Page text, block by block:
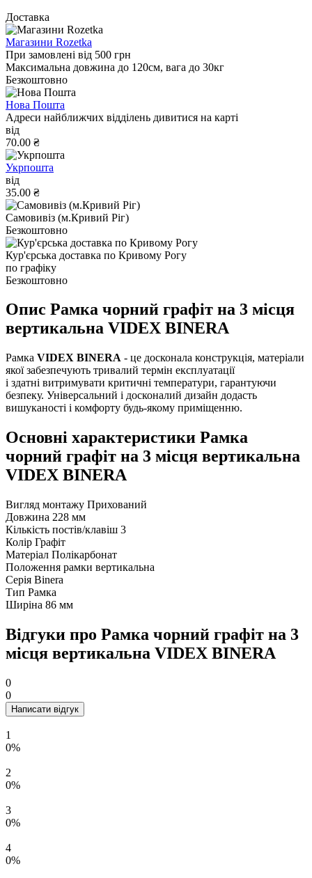
Доставка
Магазини Rozetka
При замовлені від 500 грн
Максимальна довжина до 120см, вага до 30кг
Безкоштовно
Нова Пошта
Адреси найближчих відділень дивитися на карті
від
70.00 ₴
Укрпошта
від
35.00 ₴
Самовивіз (м.Кривий Ріг)
Безкоштовно
Кур'єрська доставка по Кривому Рогу
по графіку
Безкоштовно
Опис Рамка чорний графіт на 3 місця
вертикальна VIDEX BINERA
Рамка VIDEX BINERA - це досконала конструкція, матеріали
якої забезпечують тривалий термін експлуатації
і здатні витримувати критичні температури, гарантуючи
безпеку. Універсальний і досконалий дизайн додасть
вишуканості і комфорту будь-якому приміщенню.
Основні характеристики Рамка
чорний графіт на 3 місця вертикальна
VIDEX BINERA
Вигляд монтажу Прихований
Довжина 228 мм
Кількість постів/клавіш 3
Колір Графіт
Матеріал Полікарбонат
Положення рамки вертикальна
Серія Binera
Тип Рамка
Ширіна 86 мм
Відгуки про Рамка чорний графіт на 3
місця вертикальна VIDEX BINERA
0
0
Написати відгук
1
0%
2
0%
3
0%
4
0%